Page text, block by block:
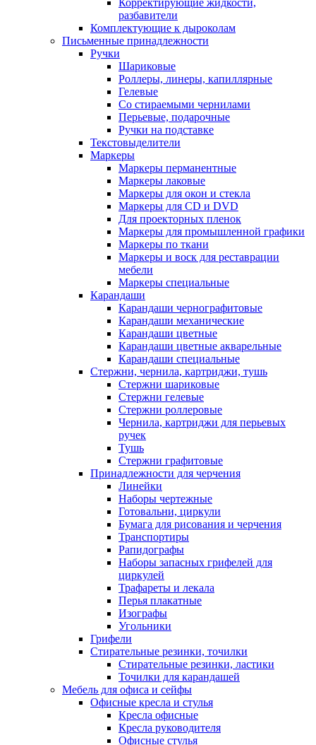
Корректирующие жидкости,
разбавители
Комплектующие к дыроколам
Письменные принадлежности
Ручки
Шариковые
Роллеры, линеры, капиллярные
Гелевые
Со стираемыми чернилами
Перьевые, подарочные
Ручки на подставке
Текстовыделители
Маркеры
Маркеры перманентные
Маркеры лаковые
Маркеры для окон и стекла
Маркеры для CD и DVD
Для проекторных пленок
Маркеры для промышленной графики
Маркеры по ткани
Маркеры и воск для реставрации
мебели
Маркеры специальные
Карандаши
Карандаши чернографитовые
Карандаши механические
Карандаши цветные
Карандаши цветные акварельные
Карандаши специальные
Стержни, чернила, картриджи, тушь
Стержни шариковые
Стержни гелевые
Стержни роллеровые
Чернила, картриджи для перьевых
ручек
Тушь
Стержни графитовые
Принадлежности для черчения
Линейки
Наборы чертежные
Готовальни, циркули
Бумага для рисования и черчения
Транспортиры
Рапидографы
Наборы запасных грифелей для
циркулей
Трафареты и лекала
Перья плакатные
Изографы
Угольники
Грифели
Стирательные резинки, точилки
Стирательные резинки, ластики
Точилки для карандашей
Мебель для офиса и сейфы
Офисные кресла и стулья
Кресла офисные
Кресла руководителя
Офисные стулья